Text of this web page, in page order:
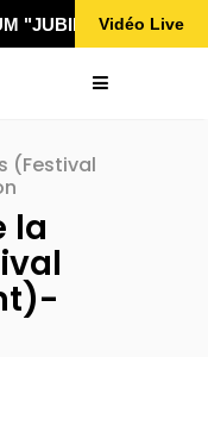
"JUBILÄ 432"Vidéo Live
(Festival
la